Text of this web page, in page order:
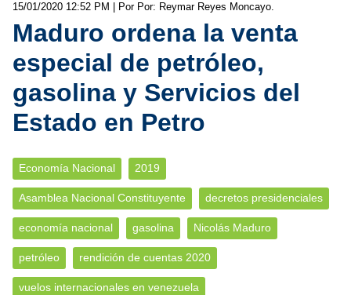
15/01/2020 12:52 PM | Por Por: Reymar Reyes Moncayo.
Maduro ordena la venta
especial de petróleo,
gasolina y Servicios del
Estado en Petro
Economía Nacional 2019
Asamblea Nacional Constituyente decretos presidenciales
economía nacional gasolina Nicolás Maduro
petróleo rendición de cuentas 2020
vuelos internacionales en venezuela